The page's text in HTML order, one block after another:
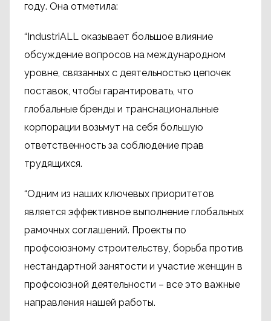
году. Она отметила:
“IndustriALL оказывает большое влияние
обсуждение вопросов на международном
уровне, связанных с деятельностью цепочек
поставок, чтобы гарантировать, что
глобальные бренды и транснациональные
корпорации возьмут на себя большую
ответственность за соблюдение прав
трудящихся.
“Одним из наших ключевых приоритетов
является эффективное выполнение глобальных
рамочных соглашений. Проекты по
профсоюзному строительству, борьба против
нестандартной занятости и участие женщин в
профсоюзной деятельности – все это важные
направления нашей работы.